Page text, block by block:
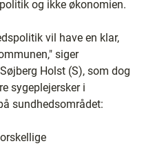
og ikke økonomien.
vil have en klar,
siger
Holst (S), som dog
sygeplejersker i
sundhedsområdet: